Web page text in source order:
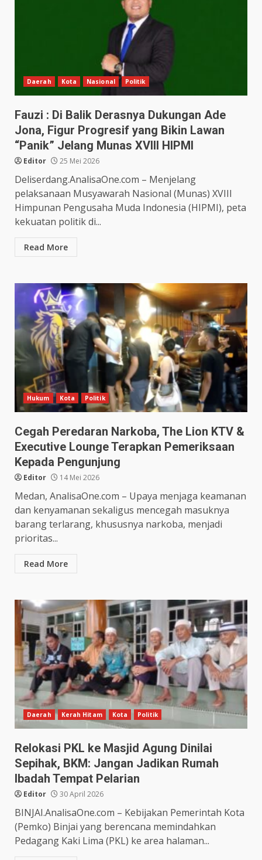
Daerah Kota Nasional Politik
Fauzi : Di Balik Derasnya Dukungan Ade
Jona, Figur Progresif yang Bikin Lawan
“Panik” Jelang Munas XVIII HIPMI
Editor 25 Mei 2026
Deliserdang.AnalisaOne.com – Menjelang
pelaksanaan Musyawarah Nasional (Munas) XVIII
Himpunan Pengusaha Muda Indonesia (HIPMI), peta
kekuatan politik di...
Read More
Hukum Kota Politik
Cegah Peredaran Narkoba, The Lion KTV &
Executive Lounge Terapkan Pemeriksaan
Kepada Pengunjung
Editor 14 Mei 2026
Medan, AnalisaOne.com – Upaya menjaga keamanan
dan kenyamanan sekaligus mencegah masuknya
barang terlarang, khususnya narkoba, menjadi
prioritas...
Read More
Daerah Kerah Hitam Kota Politik
Relokasi PKL ke Masjid Agung Dinilai
Sepihak, BKM: Jangan Jadikan Rumah
Ibadah Tempat Pelarian
Editor 30 April 2026
BINJAI.AnalisaOne.com – Kebijakan Pemerintah Kota
(Pemko) Binjai yang berencana memindahkan
Pedagang Kaki Lima (PKL) ke area halaman...